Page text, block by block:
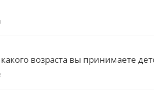
возраста вы принимаете